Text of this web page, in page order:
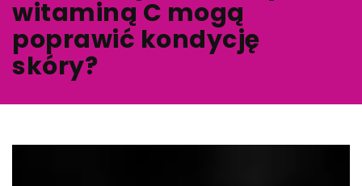
witaminą C mogą
poprawić kondycję
skóry?